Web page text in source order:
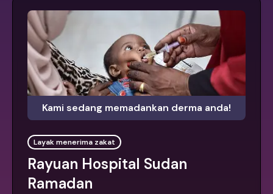
Kami sedang memadankan derma anda!
Layak menerima zakat
Rayuan Hospital Sudan
Ramadan